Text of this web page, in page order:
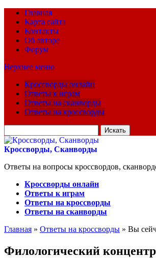
Главная
Карта сайта
Контакты
Об авторе
Форум
Верхнее меню
Кроссворды онлайн
Ответы к играм
Ответы на сканворды
Ответы на кроссворды
для:
Кроссворды, Сканворды
Ответы на вопросы кроссвордов,
Кроссворды онлайн
Ответы к играм
Ответы на кроссворды
Ответы на сканворды
Главная » Ответы на кроссворды » Вы
Филологический